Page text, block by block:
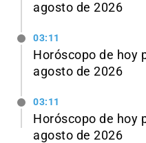
agosto de 2026
03:11
Horóscopo de hoy
agosto de 2026
03:11
Horóscopo de hoy
agosto de 2026